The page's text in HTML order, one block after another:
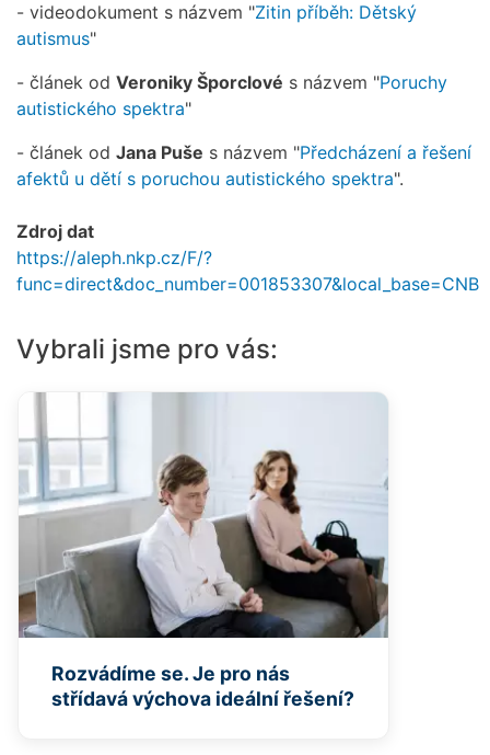
- videodokument s názvem "Zitin příběh: Dětský
autismus"
- článek od Veroniky Šporclové s názvem "Poruchy
autistického spektra"
- článek od Jana Puše s názvem "Předcházení a řešení
afektů u dětí s poruchou autistického spektra".
Zdroj dat
https://aleph.nkp.cz/F/?
func=direct&doc_number=001853307&local_base=CNB
Vybrali jsme pro vás:
Rozvádíme se. Je pro nás
střídavá výchova ideální řešení?